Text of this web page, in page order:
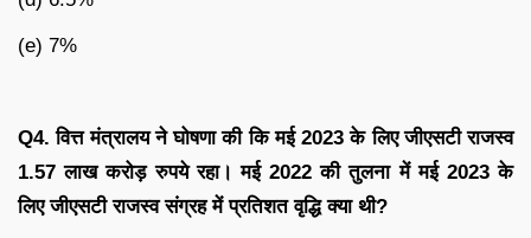
(e) 7%
Q4. वित्त मंत्रालय ने घोषणा की कि मई 2023 के लिए जीएसटी राजस्व
1.57 लाख करोड़ रुपये रहा। मई 2022 की तुलना में मई 2023 के
लिए जीएसटी राजस्व संग्रह में प्रतिशत वृद्धि क्या थी?